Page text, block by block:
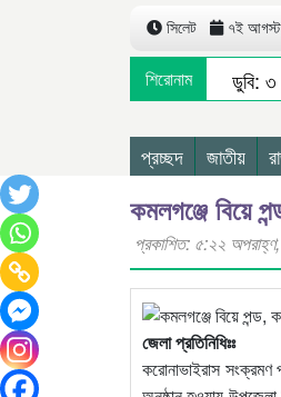
সিলেট ৭ই আগস্ট,
শিরোনাম
দোয়ারাবাজারে
সিলেটে নিষিদ্ধ
প্রচ্ছদ জাতীয়
কমলগঞ্জে বিয়ে
প্রকাশিত: ৫:২২
জেলা প্রতিনিধিঃঃ
করোনাভাইরাস সংক্রমণ